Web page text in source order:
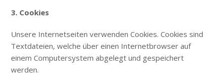
3. Cookies
Unsere Internetseiten verwenden Cookies. Cookies sind
Textdateien, welche über einen Internetbrowser auf
einem Computersystem abgelegt und gespeichert
werden.